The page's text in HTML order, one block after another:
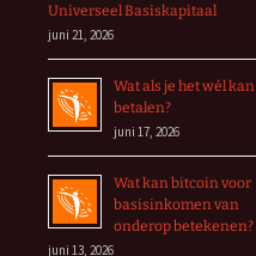
Universeel Basiskapitaal
juni 21, 2026
Wat als je het wél kan
betalen?
juni 17, 2026
Wat kan bitcoin voor
basisinkomen van
onderop betekenen?
juni 13, 2026